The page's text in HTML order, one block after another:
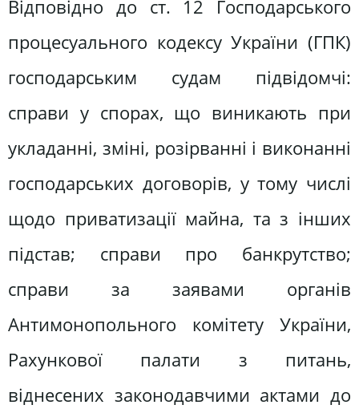
Відповідно до ст. 12 Господарського
процесуального кодексу України (ГПК)
господарським судам підвідомчі:
справи у спорах, що виникають при
укладанні, зміні, розірванні і виконанні
господарських договорів, у тому числі
щодо приватизації майна, та з інших
підстав; справи про банкрутство;
справи за заявами органів
Антимонопольного комітету України,
Рахункової палати з питань,
віднесених законодавчими актами до